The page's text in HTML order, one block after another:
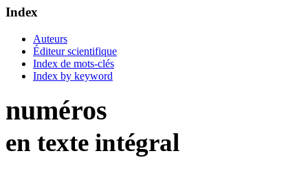
Index
Auteurs
Éditeur scientifique
Index de mots-clés
Index by keyword
numéros
en texte intégral